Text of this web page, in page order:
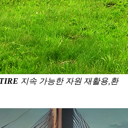
지속 가능한 자원 재활용, 환